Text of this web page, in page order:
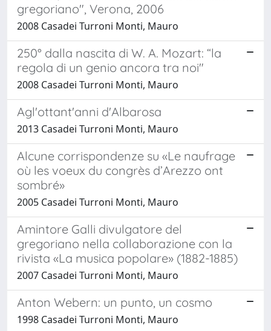
gregoriano", Verona, 2006
2008 Casadei Turroni Monti, Mauro
250° dalla nascita di W. A. Mozart: “la
regola di un genio ancora tra noi"
2008 Casadei Turroni Monti, Mauro
Agl'ottant'anni d'Albarosa
2013 Casadei Turroni Monti, Mauro
Alcune corrispondenze su «Le naufrage
où les voeux du congrès d’Arezzo ont
sombré»
2005 Casadei Turroni Monti, Mauro
Amintore Galli divulgatore del
gregoriano nella collaborazione con la
rivista «La musica popolare» (1882-1885)
2007 Casadei Turroni Monti, Mauro
Anton Webern: un punto, un cosmo
1998 Casadei Turroni Monti, Mauro